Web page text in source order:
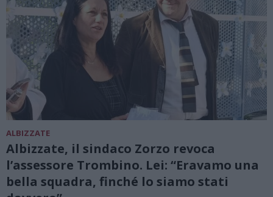
ALBIZZATE
Albizzate, il sindaco Zorzo revoca
l’assessore Trombino. Lei: “Eravamo una
bella squadra, finché lo siamo stati